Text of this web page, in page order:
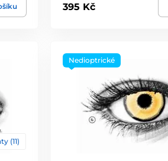
395 Kč
(11)
Nedioptrické